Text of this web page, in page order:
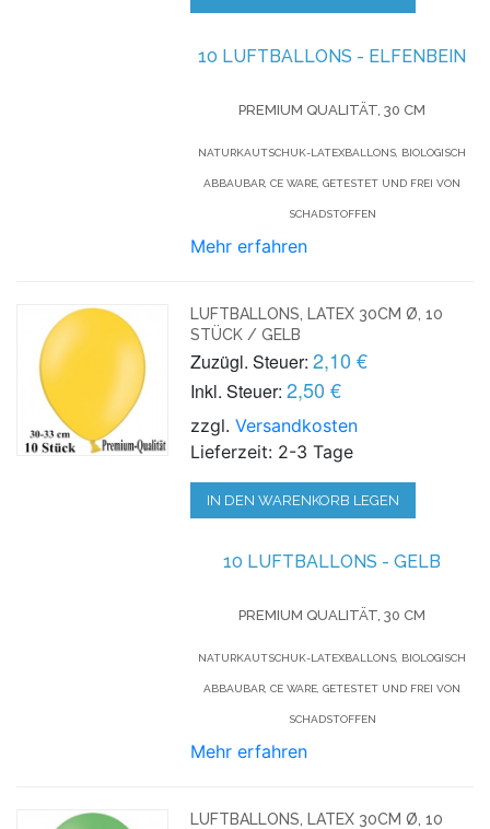
10 LUFTBALLONS - ELFENBEIN
PREMIUM QUALITÄT, 30 CM
NATURKAUTSCHUK-LATEXBALLONS, BIOLOGISCH
ABBAUBAR, CE WARE, GETESTET UND FREI VON
SCHADSTOFFEN
Mehr erfahren
LUFTBALLONS, LATEX 30CM Ø, 10
STÜCK / GELB
Zuzügl. Steuer: 2,10 €
Inkl. Steuer: 2,50 €
zzgl.Versandkosten
Lieferzeit: 2-3 Tage
IN DEN WARENKORB LEGEN
10 LUFTBALLONS - GELB
PREMIUM QUALITÄT, 30 CM
NATURKAUTSCHUK-LATEXBALLONS, BIOLOGISCH
ABBAUBAR, CE WARE, GETESTET UND FREI VON
SCHADSTOFFEN
Mehr erfahren
LUFTBALLONS, LATEX 30CM Ø, 10